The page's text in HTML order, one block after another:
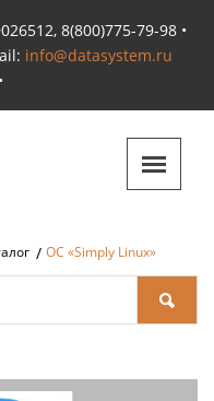
8(800)775-79-98 •
info@datasystem.ru
•
ОС «Simply Linux»